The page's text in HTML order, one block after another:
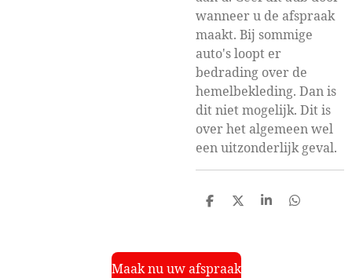
wanneer u de afspraak
maakt. Bij sommige
auto's loopt er
bedrading over de
hemelbekleding. Dan is
dit niet mogelijk. Dit is
over het algemeen wel
een uitzonderlijk geval.
D
n
D
S
D
Maak nu uw afspraak